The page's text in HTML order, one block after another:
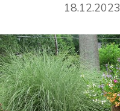
18.12.2023